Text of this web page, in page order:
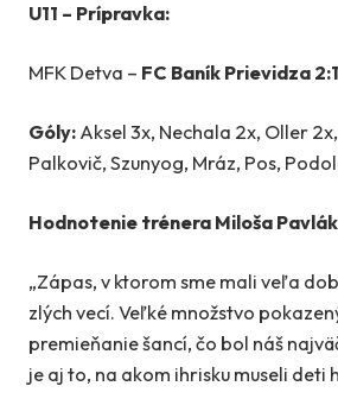
U11 – Prípravka:
MFK Detva – FC Baník Prievidza
Góly: Aksel 3x, Nechala 2x, Oller
Palkovič, Szunyog, Mráz, Pos,
Hodnotenie trénera Miloša
„Zápas, v ktorom sme mali veľa
zlých vecí. Veľké množstvo
premieňanie šancí, čo bol náš
je aj to, na akom ihrisku museli deti